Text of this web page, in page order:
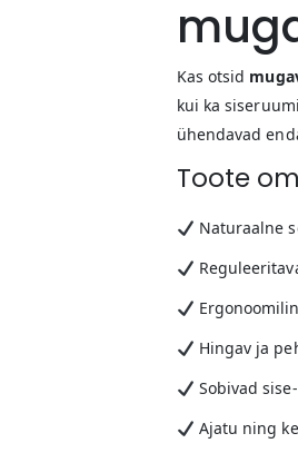
Kas otsid
kui ka
ühendavad
Toote
Naturaalne
Hingav ja
Sobivad
Ajatu ning